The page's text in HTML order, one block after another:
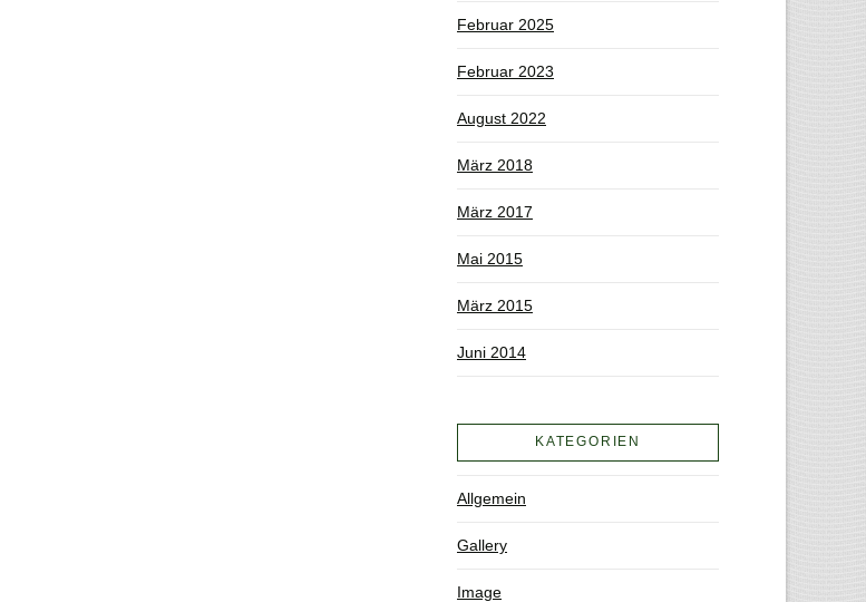
Februar 2025
Februar 2023
August 2022
März 2018
März 2017
Mai 2015
März 2015
Juni 2014
KATEGORIEN
Allgemein
Gallery
Image